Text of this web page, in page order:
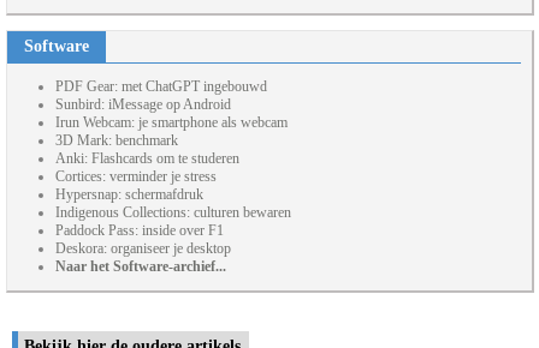
Software
PDF Gear: met ChatGPT ingebouwd
Sunbird: iMessage op Android
Irun Webcam: je smartphone als webcam
3D Mark: benchmark
Anki: Flashcards om te studeren
Cortices: verminder je stress
Hypersnap: schermafdruk
Indigenous Collections: culturen bewaren
Paddock Pass: inside over F1
Deskora: organiseer je desktop
Naar het Software-archief...